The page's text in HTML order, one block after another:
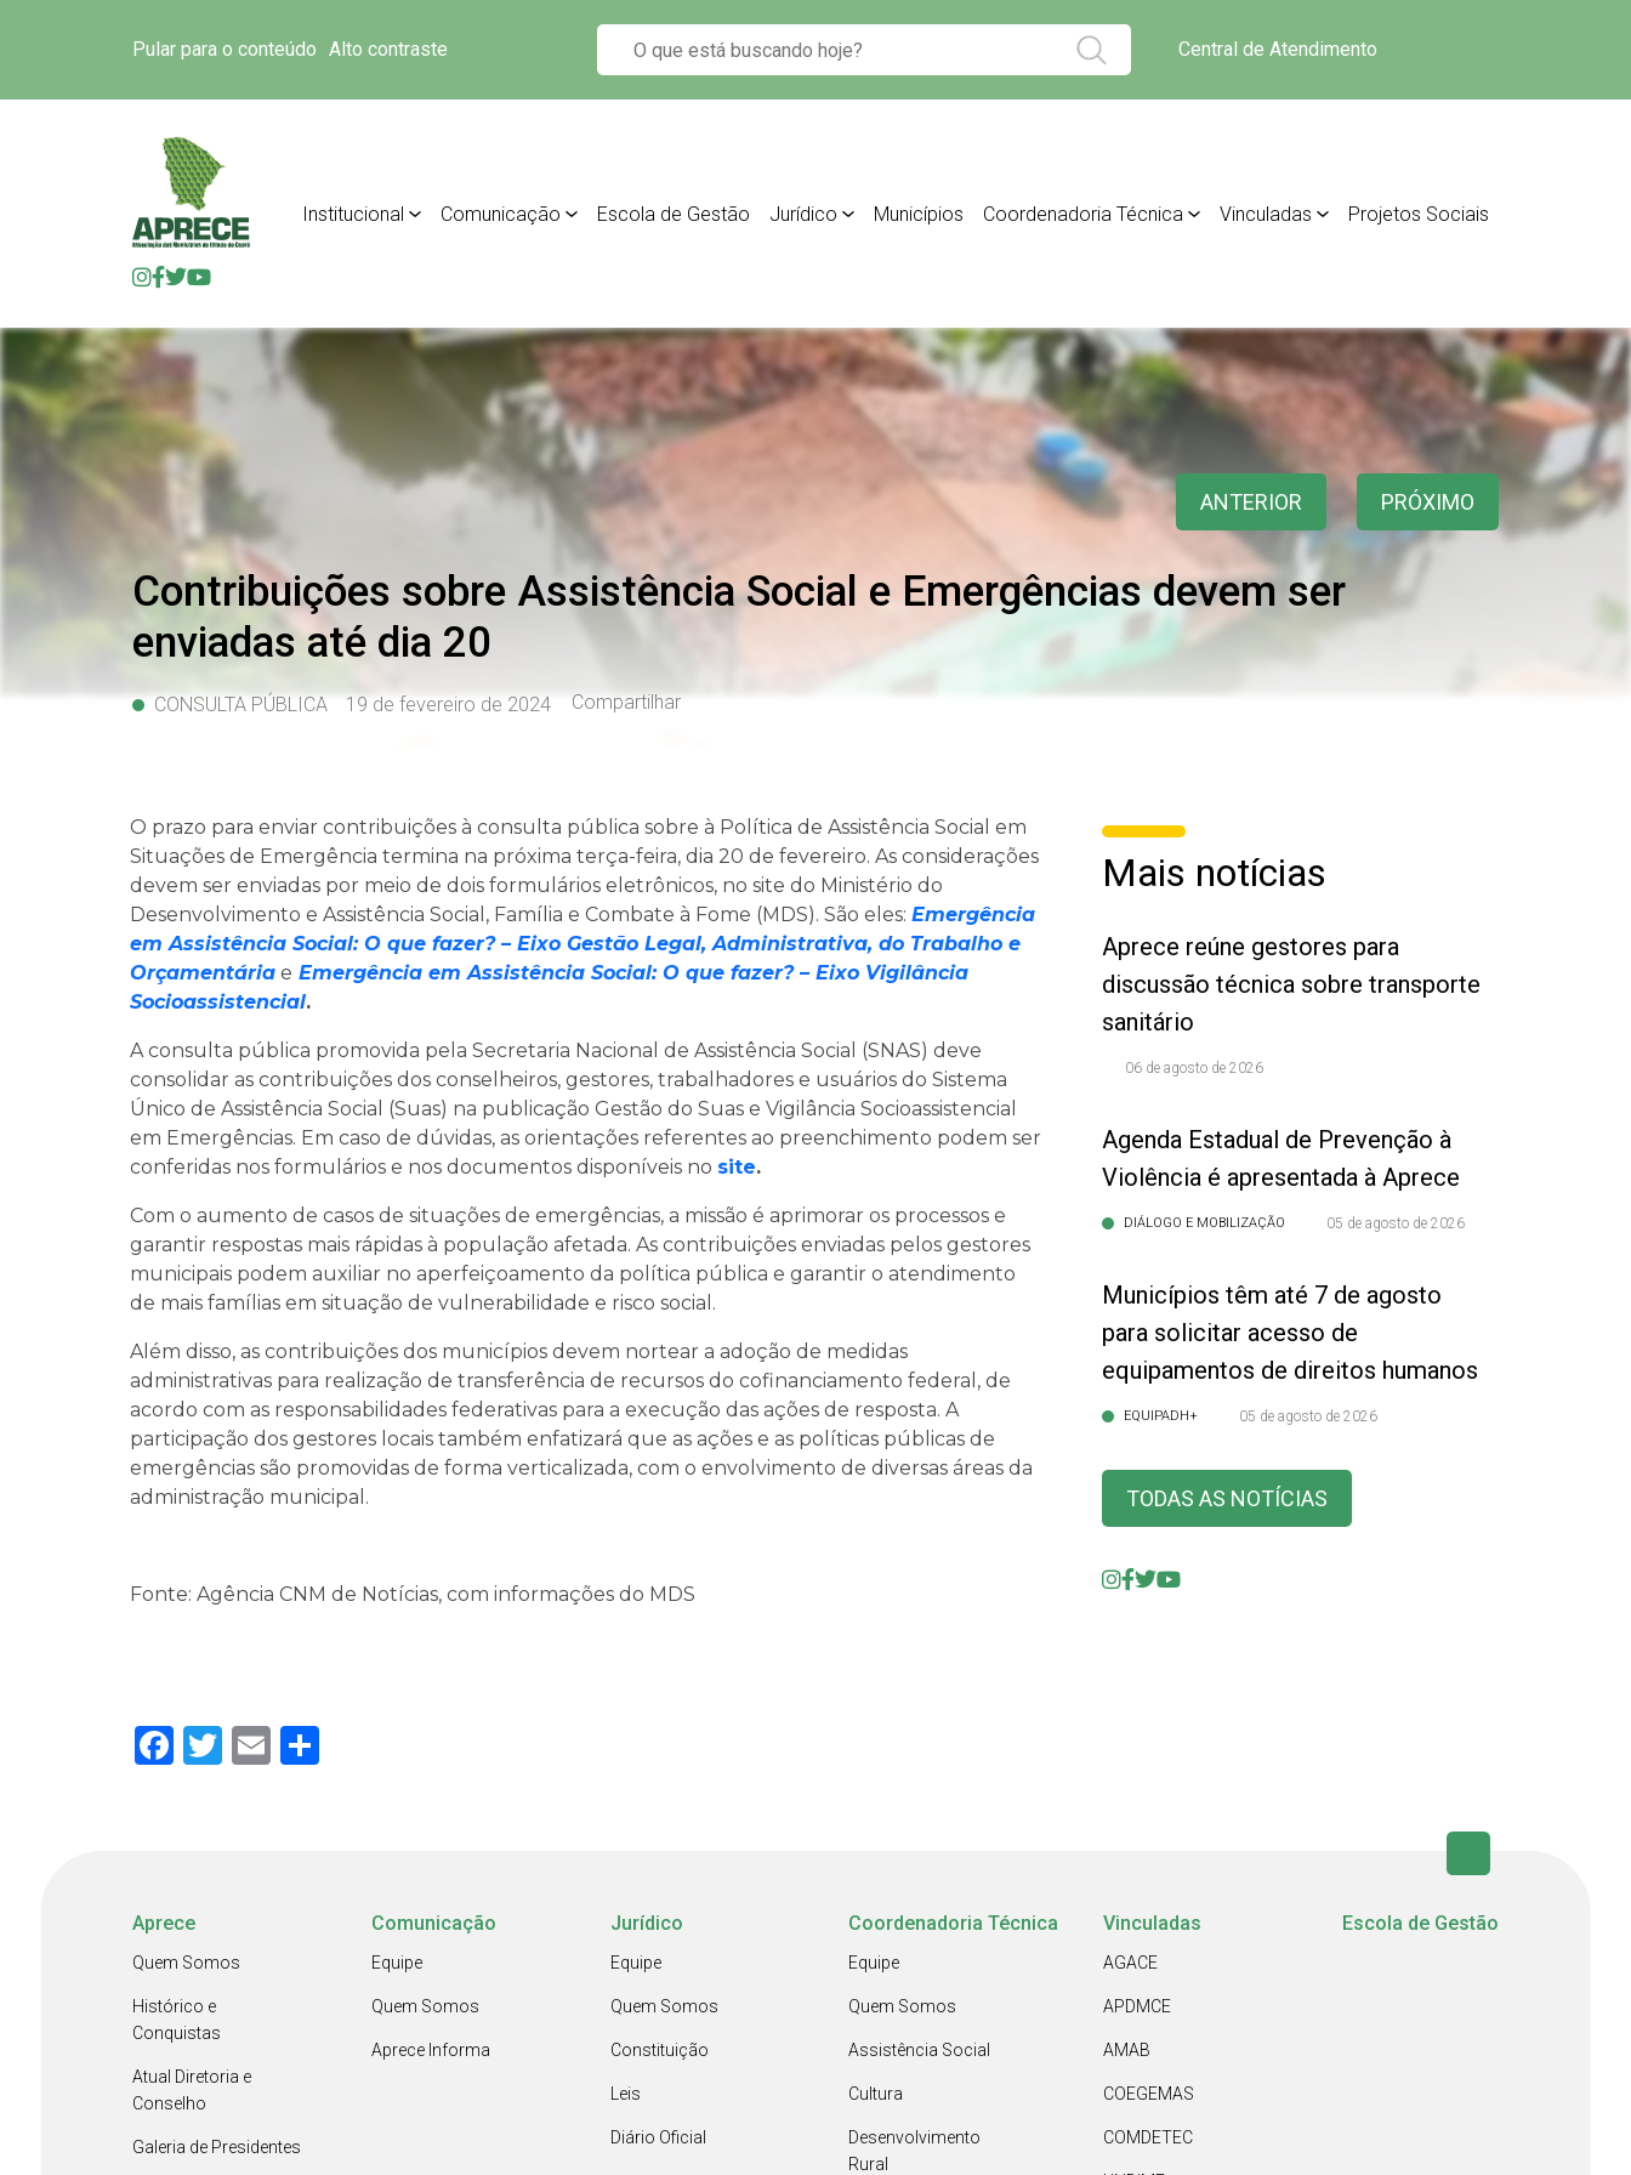
Pular para o conteúdo Alto contraste Central de Atendimento
Institucional Comunicação Escola de Gestão Jurídico Municípios Coordenadoria Técnica Vinculadas Projetos Sociais
ANTERIOR PRÓXIMO
Contribuições sobre Assistência Social e Emergências devem ser
enviadas até dia 20
CONSULTA PÚBLICA 19 de fevereiro de 2024 Compartilhar
O prazo para enviar contribuições à consulta pública sobre à Política de Assistência Social em
Situações de Emergência termina na próxima terça-feira, dia 20 de fevereiro. As considerações
devem ser enviadas por meio de dois formulários eletrônicos, no site do Ministério do
Desenvolvimento e Assistência Social, Família e Combate à Fome (MDS). São eles: Emergência
em Assistência Social: O que fazer? – Eixo Gestão Legal, Administrativa, do Trabalho e
Orçamentária e Emergência em Assistência Social: O que fazer? – Eixo Vigilância
Socioassistencial.
A consulta pública promovida pela Secretaria Nacional de Assistência Social (SNAS) deve
consolidar as contribuições dos conselheiros, gestores, trabalhadores e usuários do Sistema
Único de Assistência Social (Suas) na publicação Gestão do Suas e Vigilância Socioassistencial
em Emergências. Em caso de dúvidas, as orientações referentes ao preenchimento podem ser
conferidas nos formulários e nos documentos disponíveis no site.
Com o aumento de casos de situações de emergências, a missão é aprimorar os processos e
garantir respostas mais rápidas à população afetada. As contribuições enviadas pelos gestores
municipais podem auxiliar no aperfeiçoamento da política pública e garantir o atendimento
de mais famílias em situação de vulnerabilidade e risco social.
Além disso, as contribuições dos municípios devem nortear a adoção de medidas
administrativas para realização de transferência de recursos do cofinanciamento federal, de
acordo com as responsabilidades federativas para a execução das ações de resposta. A
participação dos gestores locais também enfatizará que as ações e as políticas públicas de
emergências são promovidas de forma verticalizada, com o envolvimento de diversas áreas da
administração municipal.
Fonte: Agência CNM de Notícias, com informações do MDS
Facebook
Twitter
Email
Mais notícias
Aprece reúne gestores para
discussão técnica sobre transporte
sanitário
06 de agosto de 2026
Agenda Estadual de Prevenção à
Violência é apresentada à Aprece
DIÁLOGO E MOBILIZAÇÃO 05 de agosto de 2026
Municípios têm até 7 de agosto
para solicitar acesso de
equipamentos de direitos humanos
EQUIPADH+ 05 de agosto de 2026
TODAS AS NOTÍCIAS
Aprece
Quem Somos
Histórico e
Conquistas
Atual Diretoria e
Conselho
Galeria de Presidentes
Comunicação
Equipe
Quem Somos
Aprece Informa
Jurídico
Equipe
Quem Somos
Constituição
Leis
Diário Oficial
Coordenadoria Técnica
Equipe
Quem Somos
Assistência Social
Cultura
Desenvolvimento
Rural
Vinculadas
AGACE
APDMCE
AMAB
COEGEMAS
COMDETEC
Escola de Gestão